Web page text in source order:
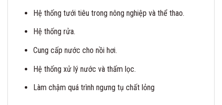
Hệ thống tưới tiêu trong nông nghiệp và thể thao.
Hệ thống rửa.
Cung cấp nước cho nồi hơi.
Hệ thống xử lý nước và thấm lọc.
Làm chậm quá trình ngưng tụ chất lỏng